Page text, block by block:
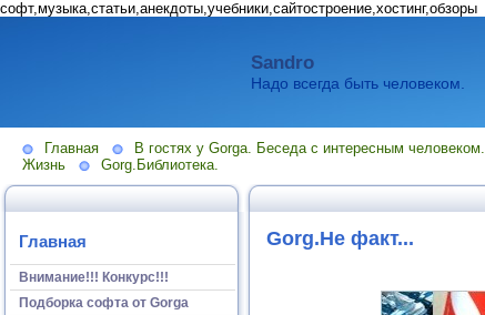
софт,музыка,статьи,анекдоты,учебники,сайтостроение,хостинг,обзоры
Sandro
Надо всегда быть человеком.
Главная В гостях у Gorga. Беседа с интересным человеком.
Жизнь
Gorg.Библиотека.
Главная
Внимание!!! Конкурс!!!
Подборка софта от Gorga
Gorg.Не факт...